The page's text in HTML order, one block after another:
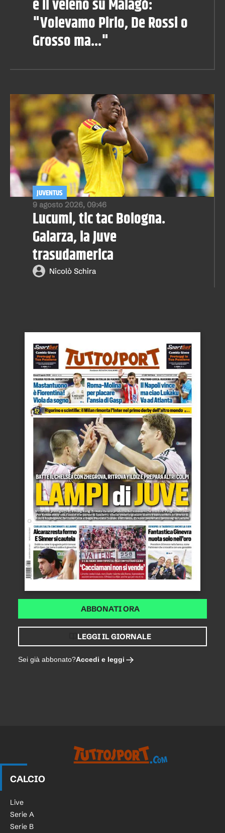
e il veleno su Malagò:
"Volevamo Pirlo, De Rossi o
Grosso ma..."
9 agosto 2026, 09:46
JUVENTUS
Lucumi, tic tac Bologna.
Galarza, la Juve
trasudamerica
Nicolò Schira
ABBONATI ORA
LEGGI IL GIORNALE
Sei già abbonato?Accedi e leggi
CALCIO
Live
Serie A
Serie B